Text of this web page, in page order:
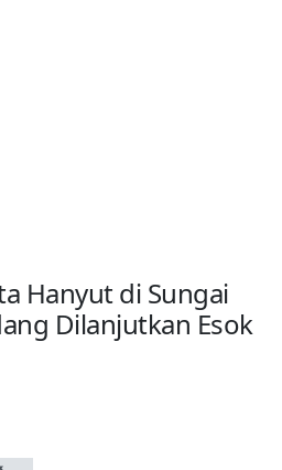
Hanyut di Sungai
Dilanjutkan Esok